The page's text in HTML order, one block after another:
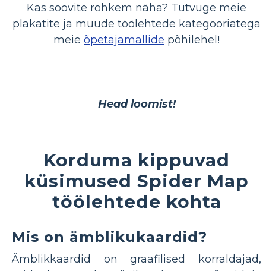
Kas soovite rohkem näha? Tutvuge meie
plakatite ja muude töölehtede kategooriatega
meie õpetajamallide põhilehel!
Head loomist!
Korduma kippuvad
küsimused Spider Map
töölehtede kohta
Mis on ämblikukaardid?
Ämblikkaardid on graafilised korraldajad,